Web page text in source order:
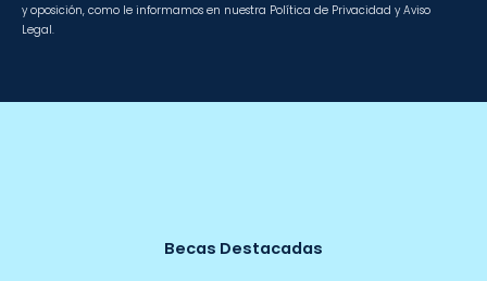
y oposición, como le informamos en nuestra Política de Privacidad y Aviso
Legal.
Becas Destacadas